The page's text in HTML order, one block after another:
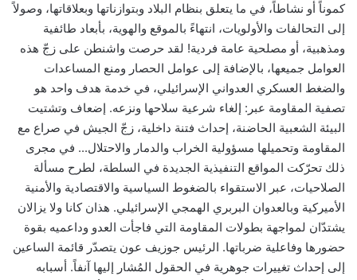
كموناً أو نشاطاً، في ما يتعلق بنظام البلاد وبتوازناتها وبعلاقاتها، وصولاً
إلى التحالفات والأولويات، انتهاءً بالموقع والهوية، بأبعاد طائفية
ومذهبية، أو مصلحية عامة فردية! لقد حرصت واشنطن على زجّ هذه
العوامل جميعها، بالإضافة إلى عوامل الحصار ومنع المساعدات
والضغط العسكري العدواني الإسرائيلي، في خدمة هدف واحد هو
تصفية المقاومة عبر: إلغاء شرعية سلاحها ونزعه. إضعاف وتشتيت
البيئة الشعبية الحاضنة، إحداث فتنة داخلية، زجّ الجيش في صراع مع
المقاومة وتحميلها مسؤولية الخراب والدمار والاحتلال... في مجرى
ذلك تحرّكت المواقع التنفيذية الجديدة في السلطة، لطرح مسألة
الصلاحيات، عبر الاستقواء بالضغوط السياسية والاقتصادية والأمنية
الأميركية وبالعدوان البربري الهمجي الإسرائيلي. هذان كانا ولا يزالان
يشتدّان لمواجهة بطولات المقاومة التي فاجأت العدو وداعميه بقوة
حضورها وفاعلية ضرباتها. الرئيس جوزيف عون يتصدّر قائمة الساعين
إلى إحداث تغييرات جوهرية في الحقول المُشار إليها آنفاً. أسبابه